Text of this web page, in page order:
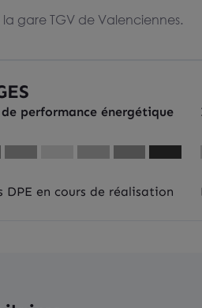
gare TGV de Valenciennes.
performance énergétique
DPE en cours de réalisation